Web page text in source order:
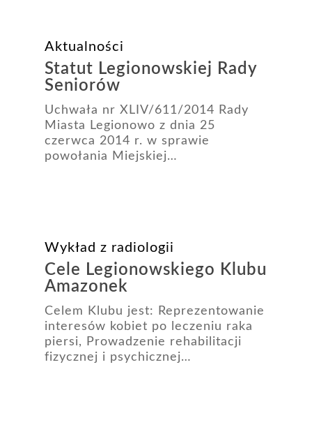
Aktualności
Statut Legionowskiej Rady
Seniorów
Uchwała nr XLIV/611/2014 Rady
Miasta Legionowo z dnia 25
czerwca 2014 r. w sprawie
powołania Miejskiej…
Wykład z radiologii
Cele Legionowskiego Klubu
Amazonek
Celem Klubu jest: Reprezentowanie
interesów kobiet po leczeniu raka
piersi, Prowadzenie rehabilitacji
fizycznej i psychicznej…